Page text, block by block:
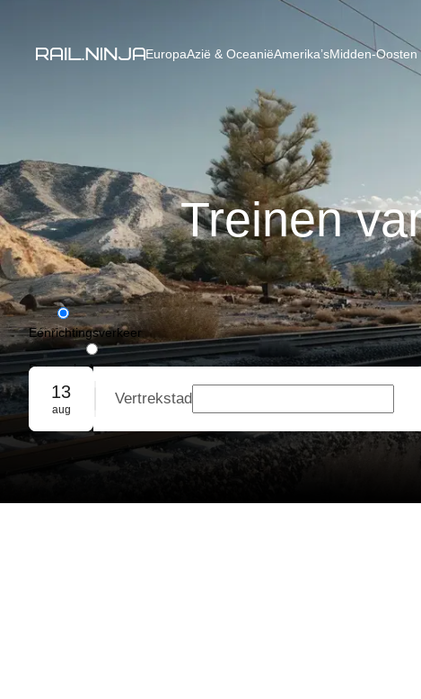
EuropaAzië & OceaniëAmerika’sMidden-Oosten
Treinen
Eénrichtingsverkeer
Retourvlucht
Groepsreservering
13
aug
Vertrekstad